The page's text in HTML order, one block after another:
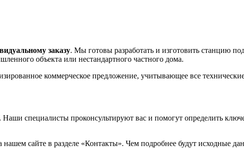
заказу. Мы готовы разработать и изготовить станцию
объекта или нестандартного частного дома.
коммерческое предложение, учитывающее все
. Наши специалисты проконсультируют вас и помогут определить
нашем сайте в разделе «Контакты». Чем подробнее будут исходные